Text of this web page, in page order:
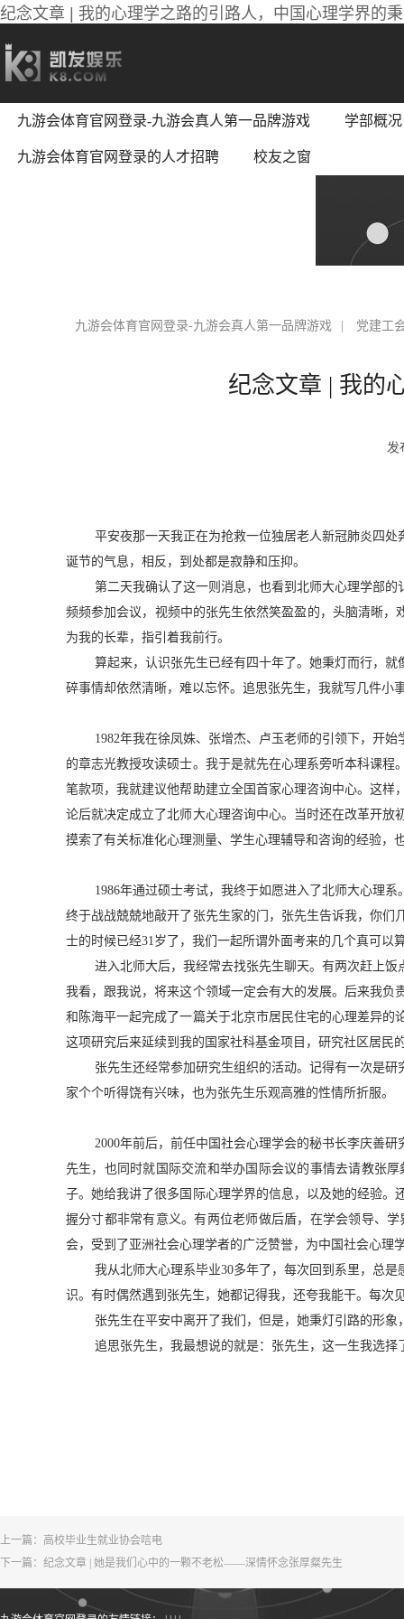
纪念文章 | 我的心理学之路的引路人，中国心理学界的
九游会体育官网登录-九游会真人第一品牌游戏 学部概况
九游会体育官网登录的人才招聘 校友之窗
九游会体育官网登录-九游会真人第一品牌游戏 党建工
纪念文章 | 我的
平安夜那一天我正在为抢救一位独居老人新冠肺炎四
诞节的气息，相反，到处都是寂静和压抑。
第二天我确认了这一则消息，也看到北师大心理学部的
频频参加会议，视频中的张先生依然笑盈盈的，头脑清晰，
为我的长辈，指引着我前行。
算起来，认识张先生已经有四十年了。她秉灯而行，
碎事情却依然清晰，难以忘怀。 追思张先生，我就写几件小
1982年我在徐凤姝、张增杰、卢玉老师的引领下，开
的章志光教授攻读硕士。我于是就先在心理系旁听本科课
笔款项，我就建议他帮助建立全国首家心理咨询中心。这
论后就决定成立了北师大心理咨询中心。当时还在改革开
摸索了有关标准化心理测量、学生心理辅导和咨询的经验，
1986年通过硕士考试，我终于如愿进入了北师大心理
终于战战兢兢地敲开了张先生家的门，张先生告诉我，你
士的时候已经31岁了，我们一起所谓外面考来的几个真可以
进入北师大后，我经常去找张先生聊天。有两次赶上
我看，跟我说，将来这个领域一定会有大的发展。后来我
和陈海平一起完成了一篇关于北京市居民住宅的心理差异的
这项研究后来延续到我的国家社科基金项目，研究社区居民
张先生还经常参加研究生组织的活动。记得有一次是
家个个听得饶有兴味，也为张先生乐观高雅的性情所折服。
2000年前后，前任中国社会心理学会的秘书长李庆善研
先生，也 同时就国际交流和举办国际会议的事情去请教张
子。她给我讲了很多国际心理学界的信息，以及她的经验
握分寸都非常有意义。有两位老师做后盾，在学会领导、
会，受到了亚洲社会心理学者的广泛赞誉，为中国社会心
我从北师大心理系毕业30多年了，每次回到系里，总
识。有时偶然遇到张先生，她都记得我，还夸我能干。每
张先生在平安中离开了我们，但是，她秉灯引路的形
追思张先生，我最想说的就是：张先生，这一生我选
上一篇： 高校毕业生就业协会唁电
下一篇： 纪念文章 | 她是我们心中的一颗不老松——深情怀念张厚粲先生